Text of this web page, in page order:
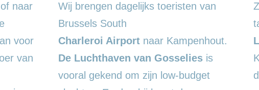
naar
voor
van
Wij brengen dagelijks toeristen van
Brussels South
Charleroi Airport naar Kampenhout.
De Luchthaven van Gosselies is
vooral gekend om zijn low-budget